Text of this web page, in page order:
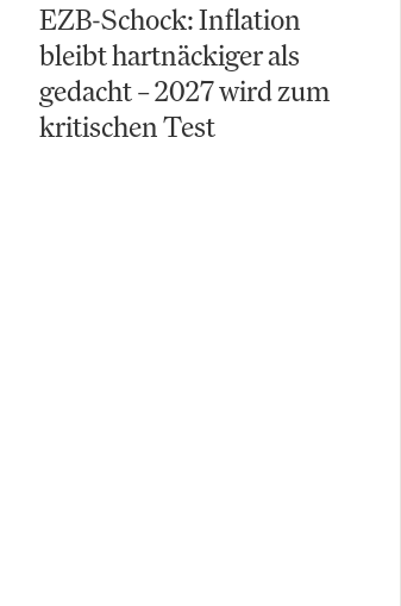
EZB-Schock: Inflation
bleibt hartnäckiger als
gedacht – 2027 wird zum
kritischen Test